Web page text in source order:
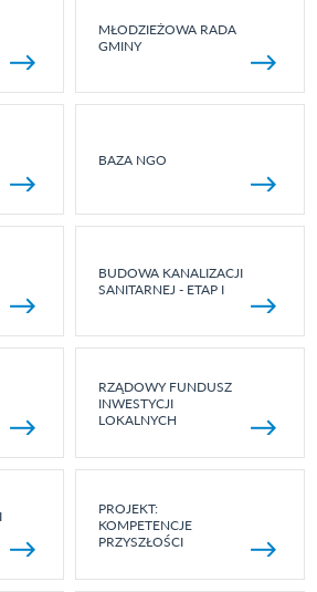
MŁODZIEŻOWA RADA
GMINY
BAZA NGO
BUDOWA KANALIZACJI
SANITARNEJ - ETAP I
RZĄDOWY FUNDUSZ
INWESTYCJI
LOKALNYCH
PROJEKT:
KOMPETENCJE
PRZYSZŁOŚCI